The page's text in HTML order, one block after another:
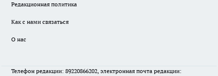
Редакционная политика
Как с нами связаться
О нас
Телефон редакции: 89220866202, электронная почта редакции: